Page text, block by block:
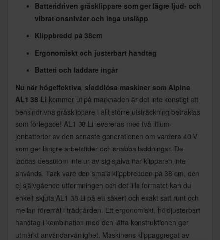
Batteridriven gräsklippare som ger lägre ljud- och
vibrationsnivåer och inga utsläpp
Klippbredd på 38cm
Ergonomiskt och justerbart handtag
Batteri och laddare ingår
Nu när högeffektiva, sladdlösa maskiner som Alpina
AL1 38 Li kommer ut på marknaden är det inte konstigt att
bensindrivna gräsklippare i allt större utsträckning betraktas
som förlegade! AL1 38 Li levereras med två litium-
jonbatterier av den senaste generationen om vardera 40 V
som ger längre arbetstider och snabba laddningar. De
laddas dessutom inte ur av sig själva när klipparen inte
används. Tack vare den smala klippbredden på 38 cm, den
ej självgående utformningen och det lilla formatet kan du
enkelt skjuta AL1 38 Li på ett säkert och exakt sätt runt och
mellan föremål i trädgården. Ett ergonomiskt, höjdjusterbart
handtag i kombination med den lätta konstruktionen ger
utmärkt användarvänlighet. Maskinens klippaggregat av